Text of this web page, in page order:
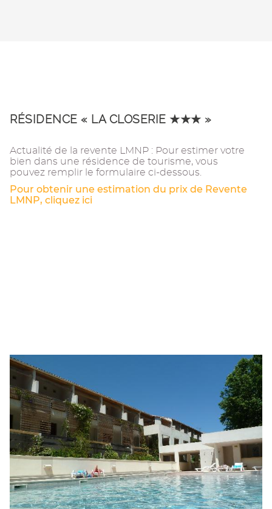
RÉSIDENCE « LA CLOSERIE ★★★ »
Actualité de la revente LMNP : Pour estimer votre
bien dans une résidence de tourisme, vous
pouvez remplir le formulaire ci-dessous.
Pour obtenir une estimation du prix de Revente
LMNP, cliquez ici